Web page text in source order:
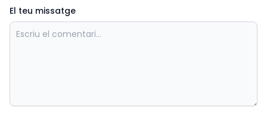
El teu missatge